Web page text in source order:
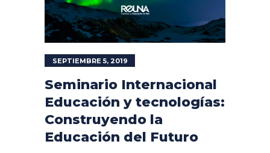
SEPTIEMBRE 5, 2019
Seminario Internacional
Educación y tecnologías:
Construyendo la
Educación del Futuro